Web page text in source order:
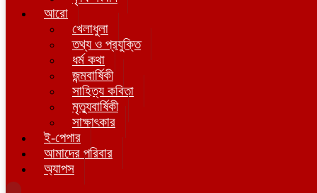
আরো
খেলাধুলা
তথ্য ও প্রযুক্তি
ধর্ম কথা
জন্মবার্ষিকী
সাহিত্য কবিতা
মৃত্যুবার্ষিকী
সাক্ষাৎকার
ই-পেপার
আমাদের পরিবার
অ্যাপস